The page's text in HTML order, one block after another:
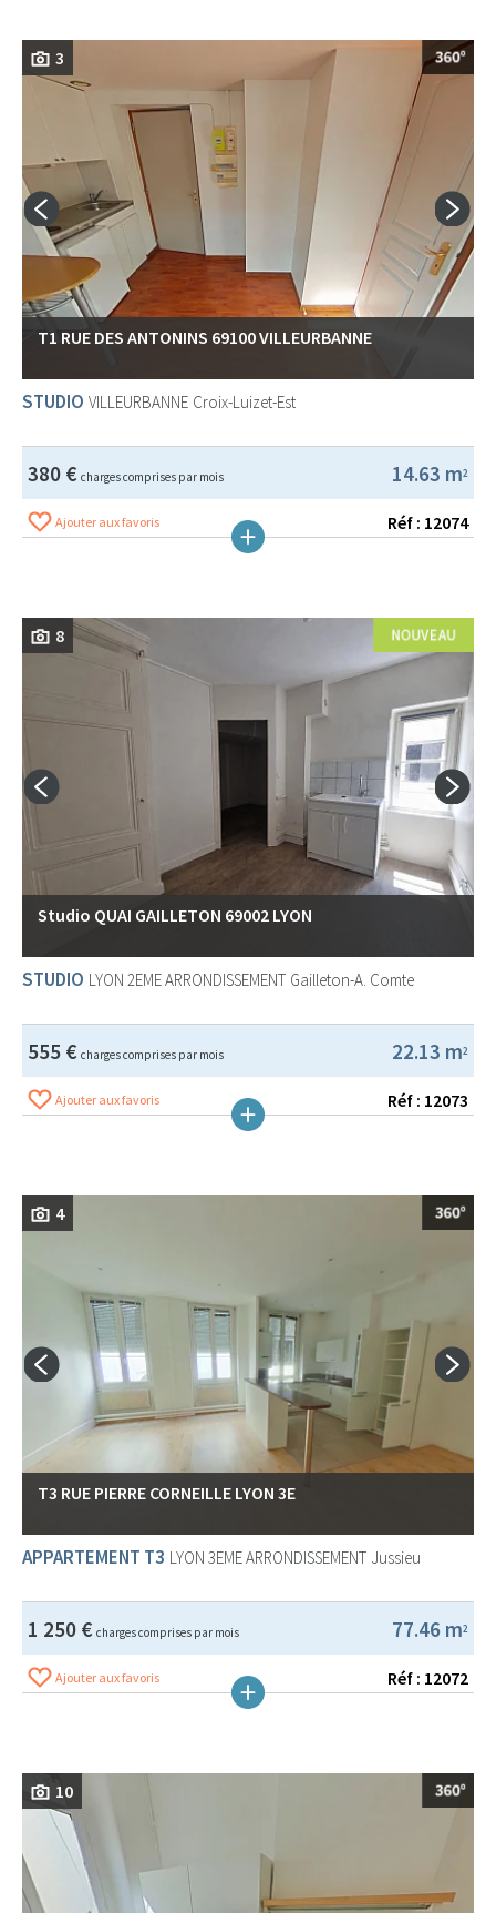
3
T1 RUE DES ANTONINS 69100 VILLEURBANNE
STUDIO VILLEURBANNE Croix-Luizet-Est
14.63 m2
380 € charges comprises par mois
Ajouter aux favoris Réf : 12074
8
Studio QUAI GAILLETON 69002 LYON
STUDIO LYON 2EME ARRONDISSEMENT Gailleton-A. Comte
22.13 m2
555 € charges comprises par mois
Ajouter aux favoris Réf : 12073
4
T3 RUE PIERRE CORNEILLE LYON 3E
APPARTEMENT T3 LYON 3EME ARRONDISSEMENT Jussieu
77.46 m2
1 250 € charges comprises par mois
Ajouter aux favoris Réf : 12072
10